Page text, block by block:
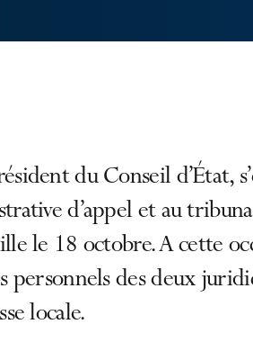
du Conseil d’État,
d’appel et au
le 18 octobre. A cette
personnels des deux
locale.